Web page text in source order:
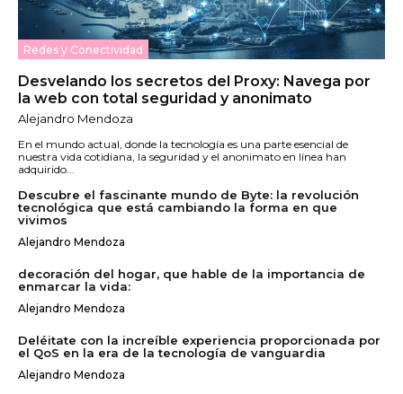
Redes y Conectividad
Desvelando los secretos del Proxy: Navega por
la web con total seguridad y anonimato
Alejandro Mendoza
En el mundo actual, donde la tecnología es una parte esencial de
nuestra vida cotidiana, la seguridad y el anonimato en línea han
adquirido...
Descubre el fascinante mundo de Byte: la revolución
tecnológica que está cambiando la forma en que
vivimos
Alejandro Mendoza
decoración del hogar, que hable de la importancia de
enmarcar la vida:
Alejandro Mendoza
Deléitate con la increíble experiencia proporcionada por
el QoS en la era de la tecnología de vanguardia
Alejandro Mendoza